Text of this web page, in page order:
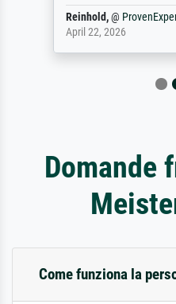
Reinhold,@
April 22, 2026
Domande
Come funziona la